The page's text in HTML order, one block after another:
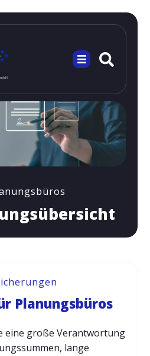
Planungsbüros
eine große Verantwortung
lange